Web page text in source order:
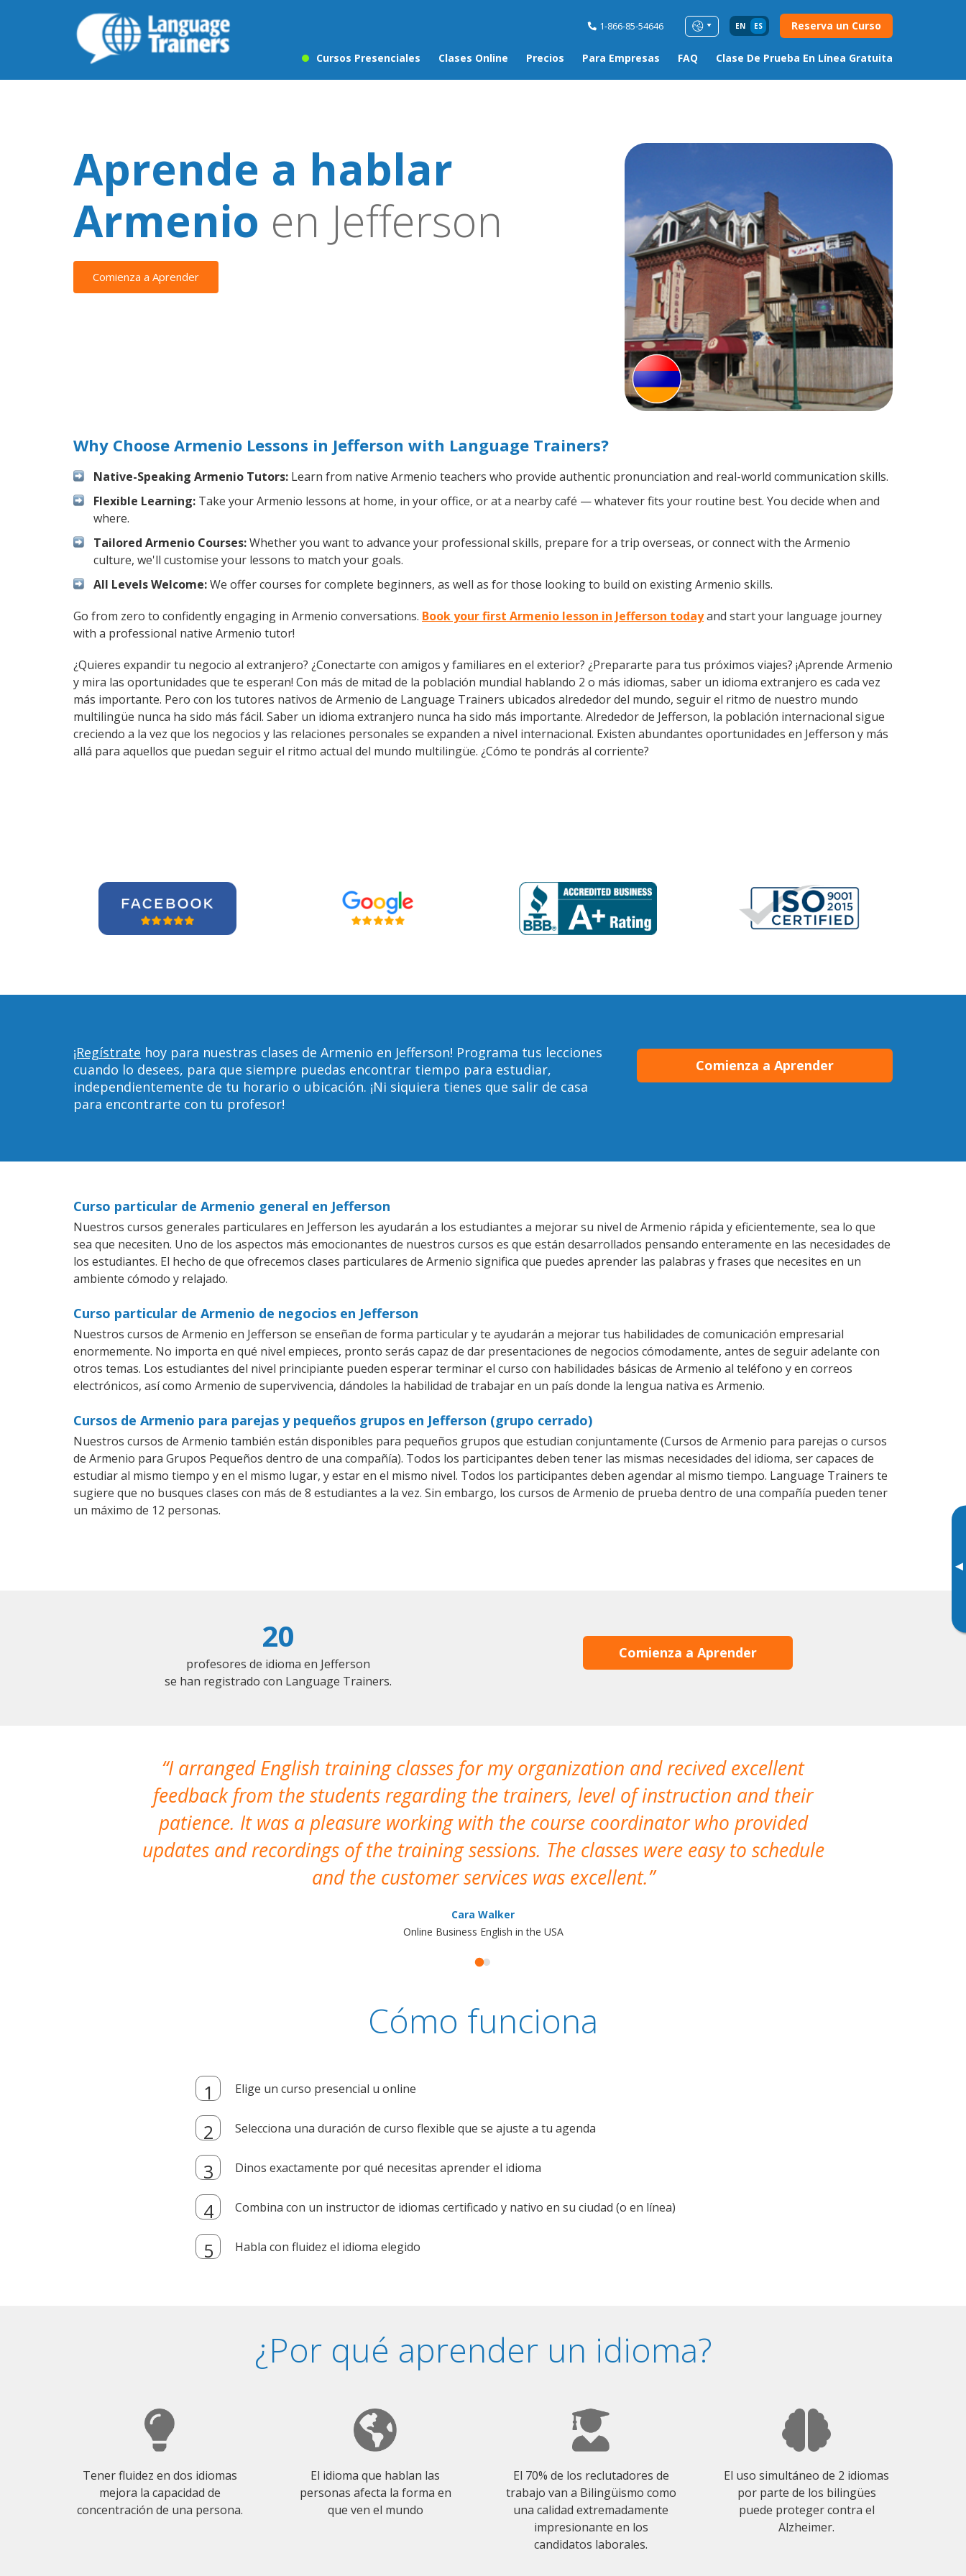
1-866-85-54646 EN ES Reserva un Curso
Cursos Presenciales Clases Online Precios Para Empresas FAQ Clase De Prueba En Línea Gratuita
▸
Aprende a hablar
Armenio en Jefferson
Comienza a Aprender
Why Choose Armenio Lessons in Jefferson with Language Trainers?
Native-Speaking Armenio Tutors: Learn from native Armenio teachers who provide authentic pronunciation and real-world communication skills.
Flexible Learning: Take your Armenio lessons at home, in your office, or at a nearby café — whatever fits your routine best. You decide when and
where.
Tailored Armenio Courses:Whether you want to advance your professional skills, prepare for a trip overseas, or connect with the Armenio
culture, we'll customise your lessons to match your goals.
All Levels Welcome:We offer courses for complete beginners, as well as for those looking to build on existing Armenio skills.
Go from zero to confidently engaging in Armenio conversations. Book your first Armenio lesson in Jefferson todayand start your language journey
with a professional native Armenio tutor!
¿Quieres expandir tu negocio al extranjero? ¿Conectarte con amigos y familiares en el exterior? ¿Prepararte para tus próximos viajes? ¡Aprende Armenio
y mira las oportunidades que te esperan! Con más de mitad de la población mundial hablando 2 o más idiomas, saber un idioma extranjero es cada vez
más importante. Pero con los tutores nativos de Armenio de Language Trainers ubicados alrededor del mundo, seguir el ritmo de nuestro mundo
multilingüe nunca ha sido más fácil. Saber un idioma extranjero nunca ha sido más importante. Alrededor de Jefferson, la población internacional sigue
creciendo a la vez que los negocios y las relaciones personales se expanden a nivel internacional. Existen abundantes oportunidades en Jefferson y más
allá para aquellos que puedan seguir el ritmo actual del mundo multilingüe. ¿Cómo te pondrás al corriente?
¡Regístrate hoy para nuestras clases de Armenio en Jefferson! Programa tus lecciones
cuando lo desees, para que siempre puedas encontrar tiempo para estudiar,
independientemente de tu horario o ubicación. ¡Ni siquiera tienes que salir de casa
para encontrarte con tu profesor!
Comienza a Aprender
Curso particular de Armenio general en Jefferson
Nuestros cursos generales particulares en Jefferson les ayudarán a los estudiantes a mejorar su nivel de Armenio rápida y eficientemente, sea lo que
sea que necesiten. Uno de los aspectos más emocionantes de nuestros cursos es que están desarrollados pensando enteramente en las necesidades de
los estudiantes. El hecho de que ofrecemos clases particulares de Armenio significa que puedes aprender las palabras y frases que necesites en un
ambiente cómodo y relajado.
Curso particular de Armenio de negocios en Jefferson
Nuestros cursos de Armenio en Jefferson se enseñan de forma particular y te ayudarán a mejorar tus habilidades de comunicación empresarial
enormemente. No importa en qué nivel empieces, pronto serás capaz de dar presentaciones de negocios cómodamente, antes de seguir adelante con
otros temas. Los estudiantes del nivel principiante pueden esperar terminar el curso con habilidades básicas de Armenio al teléfono y en correos
electrónicos, así como Armenio de supervivencia, dándoles la habilidad de trabajar en un país donde la lengua nativa es Armenio.
Cursos de Armenio para parejas y pequeños grupos en Jefferson (grupo cerrado)
Nuestros cursos de Armenio también están disponibles para pequeños grupos que estudian conjuntamente (Cursos de Armenio para parejas o cursos
de Armenio para Grupos Pequeños dentro de una compañía). Todos los participantes deben tener las mismas necesidades del idioma, ser capaces de
estudiar al mismo tiempo y en el mismo lugar, y estar en el mismo nivel. Todos los participantes deben agendar al mismo tiempo. Language Trainers te
sugiere que no busques clases con más de 8 estudiantes a la vez. Sin embargo, los cursos de Armenio de prueba dentro de una compañía pueden tener
un máximo de 12 personas.
20
profesores de idioma en Jefferson
se han registrado con Language Trainers.
Comienza a Aprender
I arranged English training classes for my organization and recived excellent
feedback from the students regarding the trainers, level of instruction and their
patience. It was a pleasure working with the course coordinator who provided
updates and recordings of the training sessions. The classes were easy to schedule
and the customer services was excellent.
Cara Walker
Online Business English in the USA
Cómo funciona
Elige un curso presencial u online
Selecciona una duración de curso flexible que se ajuste a tu agenda
Dinos exactamente por qué necesitas aprender el idioma
Combina con un instructor de idiomas certificado y nativo en su ciudad (o en línea)
Habla con fluidez el idioma elegido
¿Por qué aprender un idioma?
Tener fluidez en dos idiomas
mejora la capacidad de
concentración de una persona.
El idioma que hablan las
personas afecta la forma en
que ven el mundo
El 70% de los reclutadores de
trabajo van a Bilingüismo como
una calidad extremadamente
impresionante en los
candidatos laborales.
El uso simultáneo de 2 idiomas
por parte de los bilingües
puede proteger contra el
Alzheimer.